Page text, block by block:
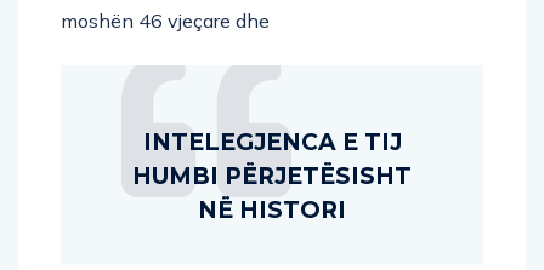
moshën 46 vjeçare dhe
INTELEGJENCA E TIJ
HUMBI PËRJETËSISHT
NË HISTORI